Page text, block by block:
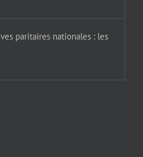
paritaires nationales : les